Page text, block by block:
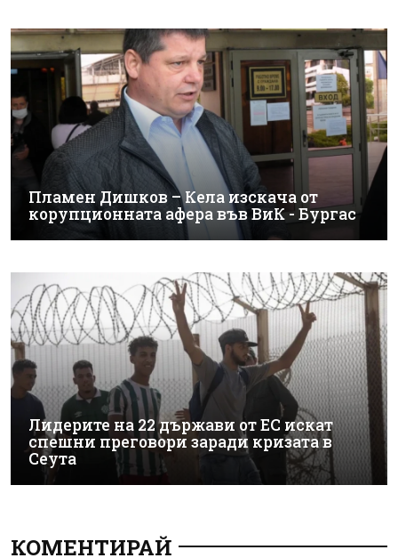
Пламен Дишков – Кела изскача от
корупционната афера във ВиК - Бургас
Лидерите на 22 държави от ЕС искат
спешни преговори заради кризата в
Сеута
КОМЕНТИРАЙ